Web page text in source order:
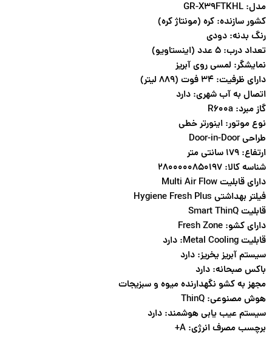
مدل: GR-X39FTKHL
کشور سازنده: کره (مونتاژ کره)
رنگ بدنه: دودی
تعداد درب: ۵ عدد (اینستاویو)
نمایشگر: لمسی روی آبریز
دارای ظرفیت: ۳۴ فوت (۸۸۹ لیتر)
اتصال به آب شهری: دارد
گاز مبرد: R600a
نوع موتور: اینورتر خطی
طراحی Door-in-Door
ارتفاع: ۱۷۹ سانتی متر
شناسه کالا: ۲۸۰۰۰۰۰۸۵۰۱۹۷
دارای قابلیت Multi Air Flow
فیلتر بهداشتی Hygiene Fresh Plus
قابلیت Smart ThinQ
دارای کشو: Fresh Zone
قابلیت Metal Cooling: دارد
سیستم آبریز یخریز: دارد
باکس صبحانه: دارد
مجهز به کشو نگهدارنده میوه و سبزیجات
هوش مصنوعی: ThinQ
سیستم عیب یابی هوشمند: دارد
برچسب مصرف انرژی: A+